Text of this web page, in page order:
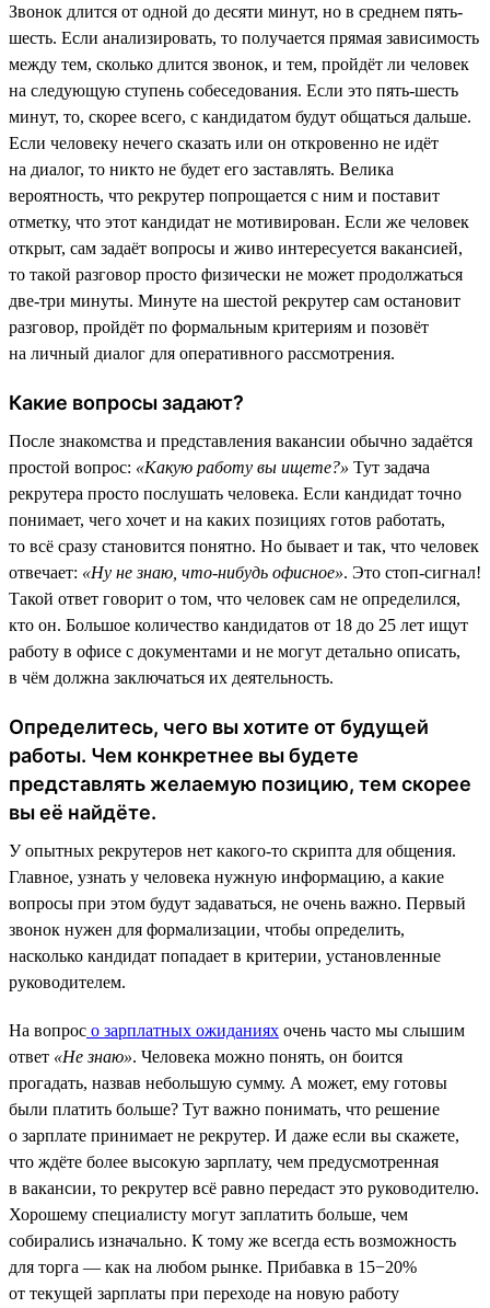
Звонок длится от одной до десяти минут, но в среднем пять-
шесть. Если анализировать, то получается прямая зависимость
между тем, сколько длится звонок, и тем, пройдёт ли человек
на следующую ступень собеседования. Если это пять-шесть
минут, то, скорее всего, с кандидатом будут общаться дальше.
Если человеку нечего сказать или он откровенно не идёт
на диалог, то никто не будет его заставлять. Велика
вероятность, что рекрутер попрощается с ним и поставит
отметку, что этот кандидат не мотивирован. Если же человек
открыт, сам задаёт вопросы и живо интересуется вакансией,
то такой разговор просто физически не может продолжаться
две-три минуты. Минуте на шестой рекрутер сам остановит
разговор, пройдёт по формальным критериям и позовёт
на личный диалог для оперативного рассмотрения.
Какие вопросы задают?
После знакомства и представления вакансии обычно задаётся
простой вопрос: «Какую работу вы ищете?» Тут задача
рекрутера просто послушать человека. Если кандидат точно
понимает, чего хочет и на каких позициях готов работать,
то всё сразу становится понятно. Но бывает и так, что человек
отвечает: «Ну не знаю, что-нибудь офисное». Это стоп-сигнал!
Такой ответ говорит о том, что человек сам не определился,
кто он. Большое количество кандидатов от 18 до 25 лет ищут
работу в офисе с документами и не могут детально описать,
в чём должна заключаться их деятельность.
Определитесь, чего вы хотите от будущей
работы. Чем конкретнее вы будете
представлять желаемую позицию, тем скорее
вы её найдёте.
У опытных рекрутеров нет какого-то скрипта для общения.
Главное, узнать у человека нужную информацию, а какие
вопросы при этом будут задаваться, не очень важно. Первый
звонок нужен для формализации, чтобы определить,
насколько кандидат попадает в критерии, установленные
руководителем.
На вопрос о зарплатных ожиданиях очень часто мы слышим
ответ «Не знаю». Человека можно понять, он боится
прогадать, назвав небольшую сумму. А может, ему готовы
были платить больше? Тут важно понимать, что решение
о зарплате принимает не рекрутер. И даже если вы скажете,
что ждёте более высокую зарплату, чем предусмотренная
в вакансии, то рекрутер всё равно передаст это руководителю.
Хорошему специалисту могут заплатить больше, чем
собирались изначально. К тому же всегда есть возможность
для торга — как на любом рынке. Прибавка в 15−20%
от текущей зарплаты при переходе на новую работу